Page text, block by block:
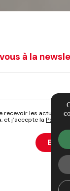
à la
recevoir les
, et j’accepte la